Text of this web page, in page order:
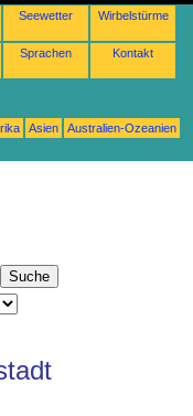
Seewetter Wirbelstürme
Sprachen Kontakt
Asien
Australien-Ozeanien